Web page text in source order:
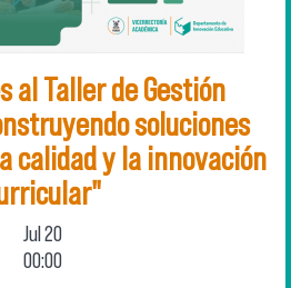
al Taller de Gestión
soluciones
calidad y la innovación
Jul20
00:00